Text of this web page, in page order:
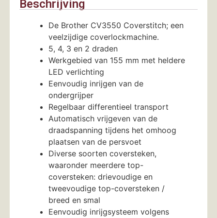
Beschrijving
De Brother CV3550 Coverstitch; een
veelzijdige coverlockmachine.
5, 4, 3 en 2 draden
Werkgebied van 155 mm met heldere
LED verlichting
Eenvoudig inrijgen van de
ondergrijper
Regelbaar differentieel transport
Automatisch vrijgeven van de
draadspanning tijdens het omhoog
plaatsen van de persvoet
Diverse soorten coversteken,
waaronder meerdere top-
coversteken: drievoudige en
tweevoudige top-coversteken /
breed en smal
Eenvoudig inrijgsysteem volgens